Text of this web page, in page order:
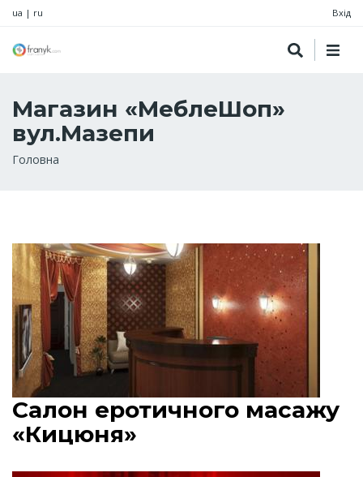
ua | ru Вхід
Магазин «МеблеШоп»
вул.Мазепи
Рядок
Головна
Салон еротичного масажу
«Кицюня»